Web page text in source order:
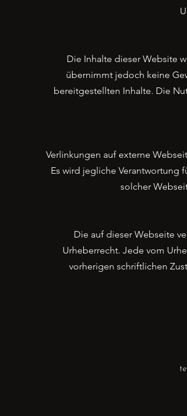
Die Inhalte dieser Website
übernimmt jedoch keine
bereitgestellten Inhalte. Die
Verlinkungen auf externe
Es wird jegliche Verantwortung
solcher
Die auf dieser Webseite
Urheberrecht. Jede vom
vorherigen schriftlichen